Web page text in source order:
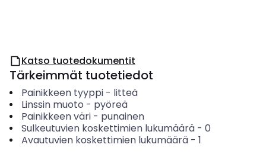
Katso tuotedokumentit
Tärkeimmät tuotetiedot
Painikkeen tyyppi- litteä
Linssin muoto - pyöreä
Painikkeen väri- punainen
Sulkeutuvien koskettimien lukumäärä- 0
Avautuvien koskettimien lukumäärä- 1